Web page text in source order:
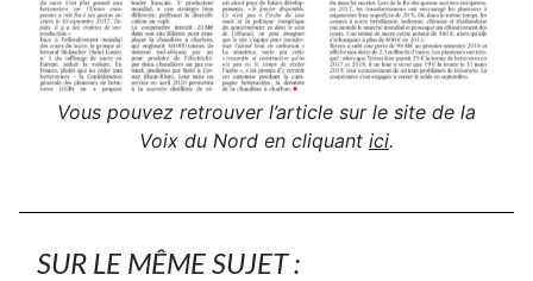
Vous pouvez retrouver l’article sur le site de la
Voix du Nord en cliquant ici.
SUR LE MÊME SUJET :